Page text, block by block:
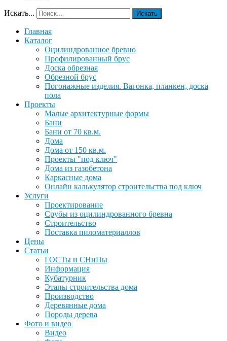
Искать... Искать
Главная
Каталог
Оцилиндрованное бревно
Профилированный брус
Доска обрезная
Обрезной брус
Погонажные изделия. Вагонка, планкен, доска
пола
Проекты
Малые архитектурные формы
Бани
Бани от 70 кв.м.
Дома
Дома от 150 кв.м.
Проекты "под ключ"
Дома из газобетона
Каркасные дома
Онлайн калькулятор строительства под ключ
Услуги
Проектирование
Срубы из оцилиндрованного бревна
Строительство
Поставка пиломатериаллов
Цены
Статьи
ГОСТы и СНиПы
Информация
Кубатурник
Этапы строительства дома
Производство
Деревянные дома
Породы дерева
Фото и видео
Видео